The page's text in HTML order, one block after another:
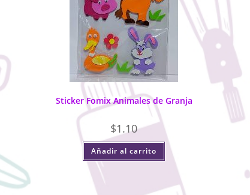
Sticker Fomix Animales de Granja
$1.10
Añadir al carrito